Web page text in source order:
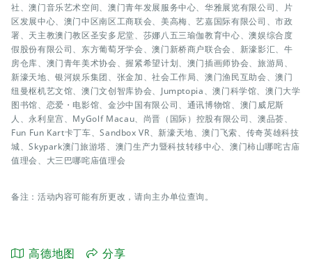
社、澳门音乐艺术空间、澳门青年发展服务中心、华雅展览有限公司、片
区发展中心、澳门中区南区工商联会、美高梅、艺嘉国际有限公司、市政
署、天主教澳门教区圣安多尼堂、莎娜八五三瑜伽教育中心、澳娱综合度
假股份有限公司、东方葡萄牙学会、澳门新桥商户联合会、新濠影汇、牛
房仓库、澳门青年美术协会、握紧希望计划、澳门插画师协会、旅游局、
新濠天地、银河娱乐集团、张金加、社会工作局、澳门渔民互助会、澳门
纽曼枢机艺文馆、澳门文创智库协会、Jumptopia、澳门科学馆、澳门大学
图书馆、恋爱・电影馆、金沙中国有限公司、通讯博物馆、澳门威尼斯
人、永利皇宫、MyGolf Macau、尚晋（国际）控股有限公司、澳品荟、
Fun Fun Kart卡丁车、Sandbox VR、新濠天地、澳门飞索、传奇英雄科技
城、Skypark澳门旅游塔、澳门生产力暨科技转移中心、澳门柿山哪咤古庙
值理会、大三巴哪咤庙值理会
备注：活动内容可能有所更改，请向主办单位查询。
高德地图 分享